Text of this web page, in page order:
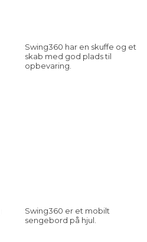
Swing360 har en skuffe og et
skab med god plads til
opbevaring.
Swing360 er et mobilt
sengebord på hjul.